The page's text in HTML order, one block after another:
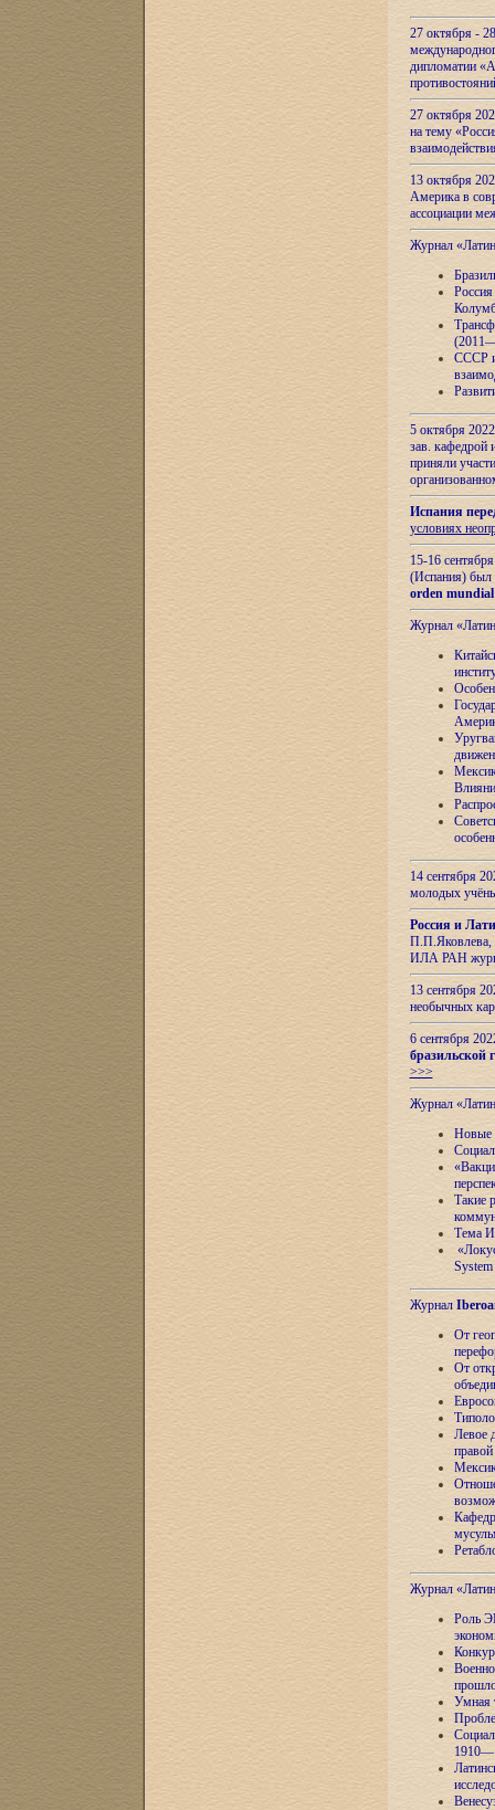
27 октября -
дипломатии
27 октября
на тему
13 октября
Америка в
ассоциации
Журнал
СССР и
5 октября
зав.
приняли
Испания
условиях
15-16
(Испания) был
orden
Журнал
14 сентября
молодых
Россия и
П.П.Яковлева,
ИЛА РАН
13 сентября
необычных
6 сентября
бразильской
>>>
Журнал
Новые
Такие
Тема
Журнал
От
От
Левое
Журнал
Роль
Умная